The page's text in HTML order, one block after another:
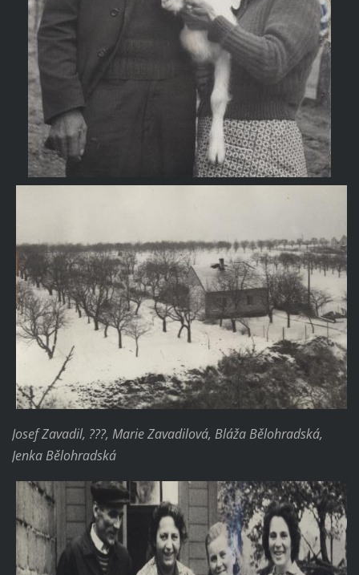
Josef Zavadil, ???, Marie Zavadilová, Bláža Bělohradská,
Jenka Bělohradská